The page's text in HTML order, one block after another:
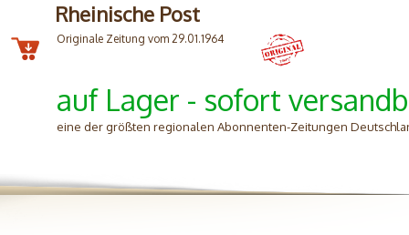
Rheinische Post
Originale Zeitung vom 29.01.1964
auf Lager - sofort
eine der größten regionalen Abonnenten-Zeitungen